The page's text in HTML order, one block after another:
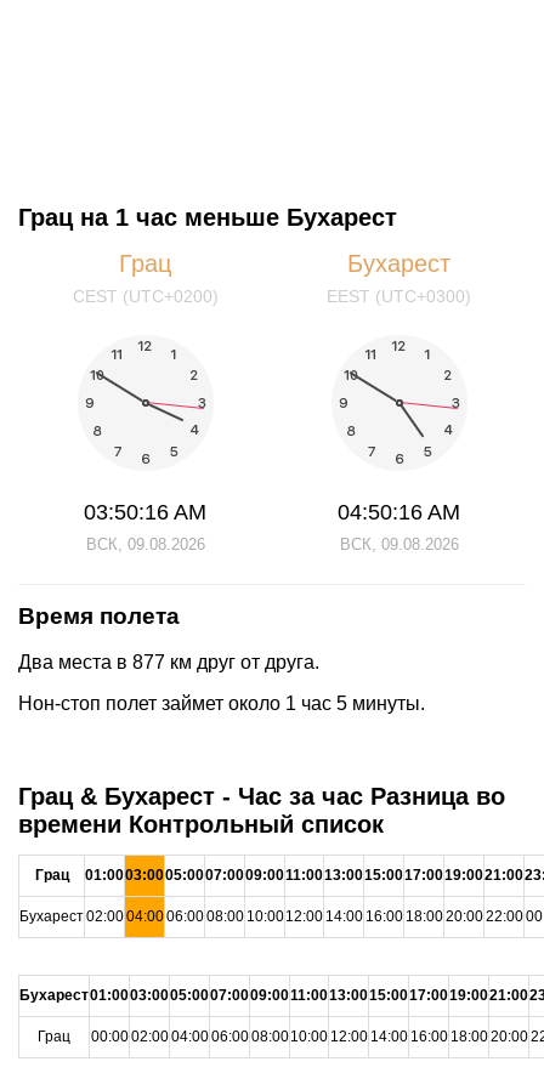
Грац на 1 час меньше Бухарест
Грац
CEST (UTC+0200)
03:50:16 AM
ВСК, 09.08.2026
Бухарест
EEST (UTC+0300)
04:50:16 AM
ВСК, 09.08.2026
Время полета
Два места в 877 км друг от друга.
Нон-стоп полет займет около 1 час 5 минуты.
Грац & Бухарест - Час за час Разница во
времени Контрольный список
Грац 01:0003:0005:0007:0009:0011:0013:0015:0017:0019:0021:00
Бухарест02:0004:0006:0008:00 10:0012:00 14:00 16:00 18:0020:0022:00
Бухарест01:0003:0005:0007:0009:0011:0013:0015:0017:0019:0021:00
Грац 00:0002:0004:0006:0008:0010:00 12:00 14:00 16:00 18:0020:00